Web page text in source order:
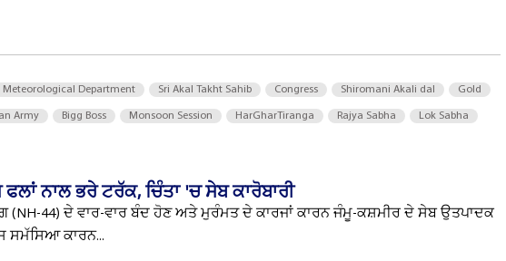
Meteorological Department Sri Akal Takht Sahib Congress Shiromani Akali dal Gold
Army Bigg Boss Monsoon Session HarGharTiranga Rajya Sabha Lok Sabha
ਨਾਲ ਭਰੇ ਟਰੱਕ, ਚਿੰਤਾ 'ਚ ਸੇਬ ਕਾਰੋਬਾਰੀ
(NH-44) ਦੇ ਵਾਰ-ਵਾਰ ਬੰਦ ਹੋਣ ਅਤੇ ਮੁਰੰਮਤ ਦੇ ਕਾਰਜਾਂ ਕਾਰਨ ਜੰਮੂ-ਕਸ਼ਮੀਰ ਦੇ ਸੇਬ ਉਤਪਾਦਕ
ਸਮੱਸਿਆ ਕਾਰਨ...